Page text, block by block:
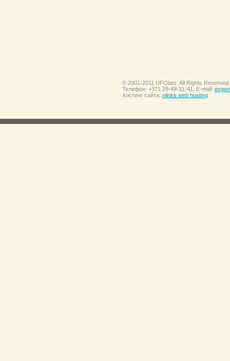
© 2001-2011 UFOlats. All Rights Reserved.
Телефон: +371 29-49-31-41; E-mail:
Хостинг сайта: elinks web hosting